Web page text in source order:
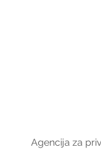
Agencija za